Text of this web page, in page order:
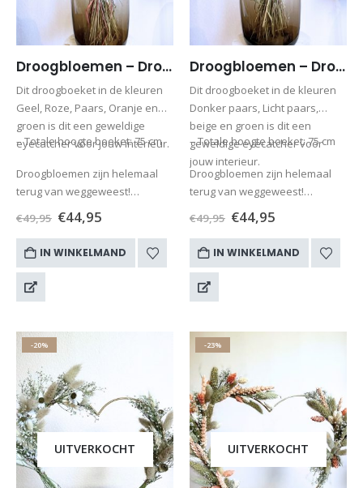
Droogbloemen – Droogboeket kleurrijk – Boeket Silke (excl. vaas)
Dit droogboeket in de kleuren
Geel, Roze, Paars, Oranje en
groen is dit een geweldige
eyecatcher voor jouw interieur.
– Totale hoogte boeket: 75 cm
Droogbloemen zijn helemaal
terug van weggeweest!
Misschien…
€49,95 €44,95
IN WINKELMAND
Droogbloemen – Droogboeket paars- Boeket Rosemarijn (excl. vaas)
Dit droogboeket in de kleuren
Donker paars, Licht paars,
beige en groen is dit een
geweldige eyecatcher voor
jouw interieur.
– Totale hoogte boeket: 75 cm
Droogbloemen zijn helemaal
terug van weggeweest!…
€49,95 €44,95
IN WINKELMAND
-20%
UITVERKOCHT
-23%
UITVERKOCHT